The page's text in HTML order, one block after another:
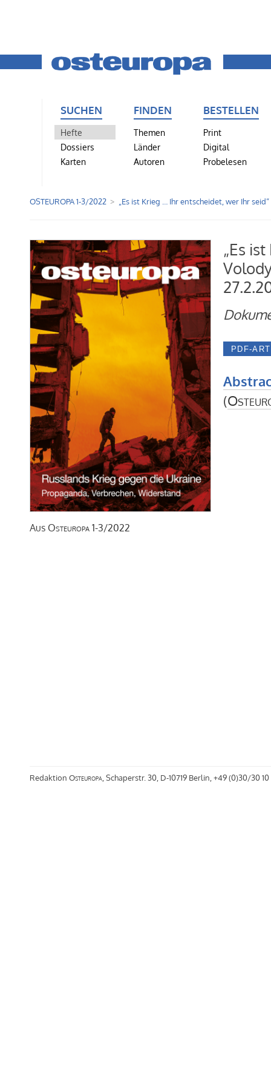
SUCHEN
Hefte
Dossiers
Karten
FINDEN
Themen
Länder
Autoren
BESTELLEN
Print
Digital
Probelesen
OSTEUROPA 1-3/2022 „Es ist Krieg … Ihr entscheidet, wer Ihr seid“
Aus Osteuropa 1-3/2022
„Es
(
Redaktion Osteuropa, Schaperstr. 30, D-10719 Berlin, +49 (0)30/30